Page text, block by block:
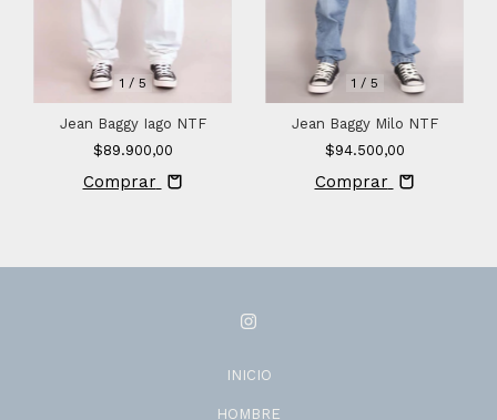
1 / 5
Jean Baggy Iago NTF
$89.900,00
Comprar
1 / 5
Jean Baggy Milo NTF
$94.500,00
Comprar
INICIO
HOMBRE